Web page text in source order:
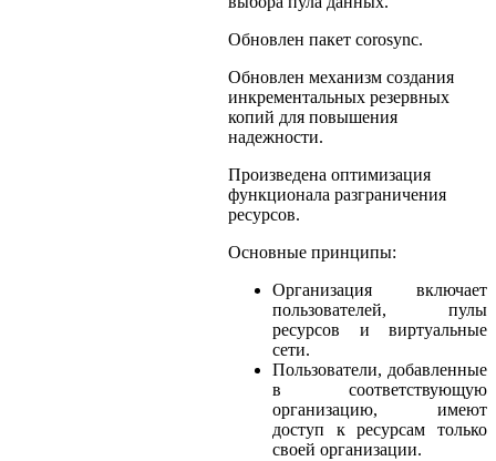
Обновлен пакет corosync.
Обновлен механизм создания
инкрементальных резервных
копий для повышения
надежности.
Произведена оптимизация
функционала разграничения
ресурсов.
Основные принципы:
Организация включает
пользователей, пулы
ресурсов и виртуальные
сети.
Пользователи, добавленные
в соответствующую
организацию, имеют
доступ к ресурсам только
своей организации.